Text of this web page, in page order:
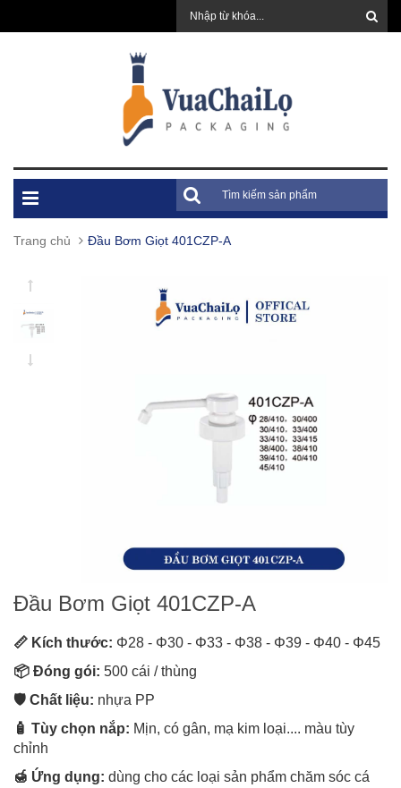
Trang chủ Đầu Bơm Giọt 401CZP-A
Đầu Bơm Giọt 401CZP-A
📏 Kích thước: Φ28 - Φ30 - Φ33 - Φ38 - Φ39 - Φ40 - Φ45
📦 Đóng gói: 500 cái / thùng
🛡️ Chất liệu: nhựa PP
🧴 Tùy chọn nắp: Mịn, có gân, mạ kim loại.... màu tùy
chỉnh
🍯 Ứng dụng: dùng cho các loại sản phẩm chăm sóc cá